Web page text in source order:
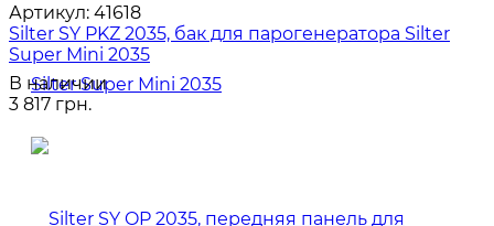
Артикул: 41618
Silter SY PKZ 2035, бак для парогенератора Silter
Super Mini 2035
В наличии
3 817 грн.